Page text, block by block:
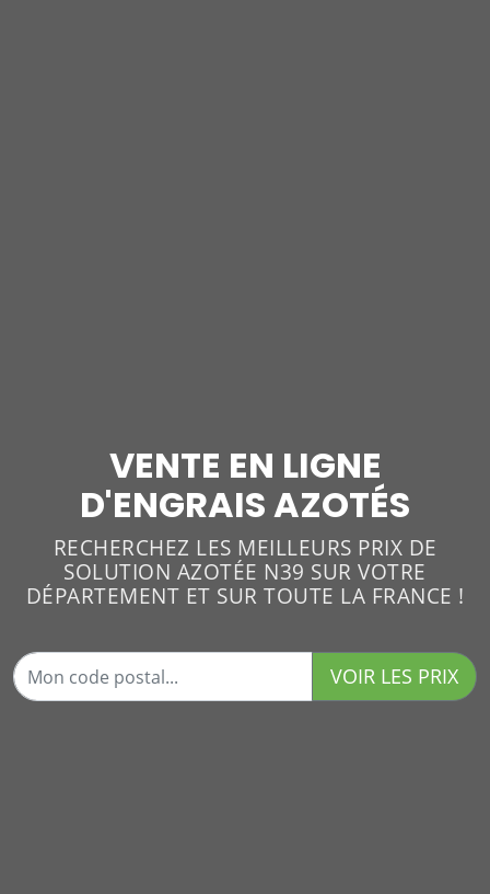
VENTE EN LIGNE
D'ENGRAIS AZOTÉS
RECHERCHEZ LES MEILLEURS PRIX DE
SOLUTION AZOTÉE N39 SUR VOTRE
DÉPARTEMENT ET SUR TOUTE LA FRANCE !
VOIR LES PRIX